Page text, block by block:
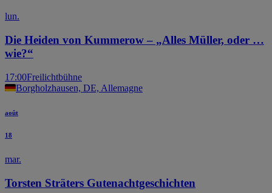
lun.
Die Heiden von Kummerow – „Alles Müller, oder …
wie?“
17:00Freilichtbühne
Borgholzhausen, DE, Allemagne
août
18
mar.
Torsten Sträters Gutenachtgeschichten